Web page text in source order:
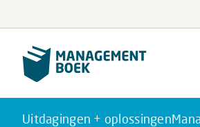
Uitdagingen + oplossingen